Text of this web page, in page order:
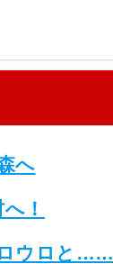
へ
！
ウロと……